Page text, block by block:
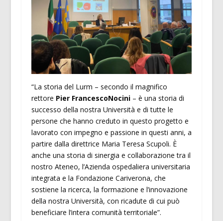
“La storia del Lurm – secondo il magnifico
rettore Pier FrancescoNocini– è una storia di
successo della nostra Università e di tutte le
persone che hanno creduto in questo progetto e
lavorato con impegno e passione in questi anni, a
partire dalla direttrice Maria Teresa Scupoli. È
anche una storia di sinergia e collaborazione tra il
nostro Ateneo, l’Azienda ospedaliera universitaria
integrata e la Fondazione Cariverona, che
sostiene la ricerca, la formazione e l’innovazione
della nostra Università, con ricadute di cui può
beneficiare l’intera comunità territoriale”.